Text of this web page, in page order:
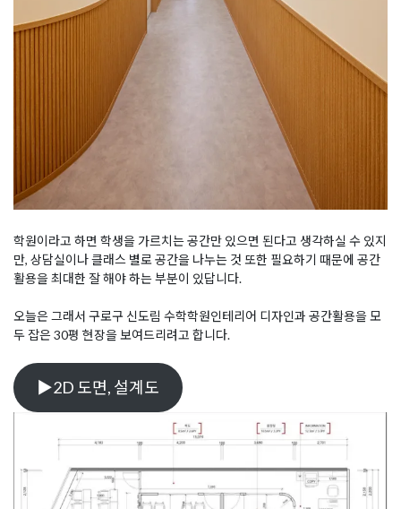
학원이라고 하면 학생을 가르치는 공간만 있으면 된다고 생각하실 수 있지
만, 상담실이나 클래스 별로 공간을 나누는 것 또한 필요하기 때문에 공간
활용을 최대한 잘 해야 하는 부분이 있답니다.
오늘은 그래서 구로구 신도림 수학학원인테리어 디자인과 공간활용을 모
두 잡은 30평 현장을 보여드리려고 합니다.
▶2D 도면, 설계도